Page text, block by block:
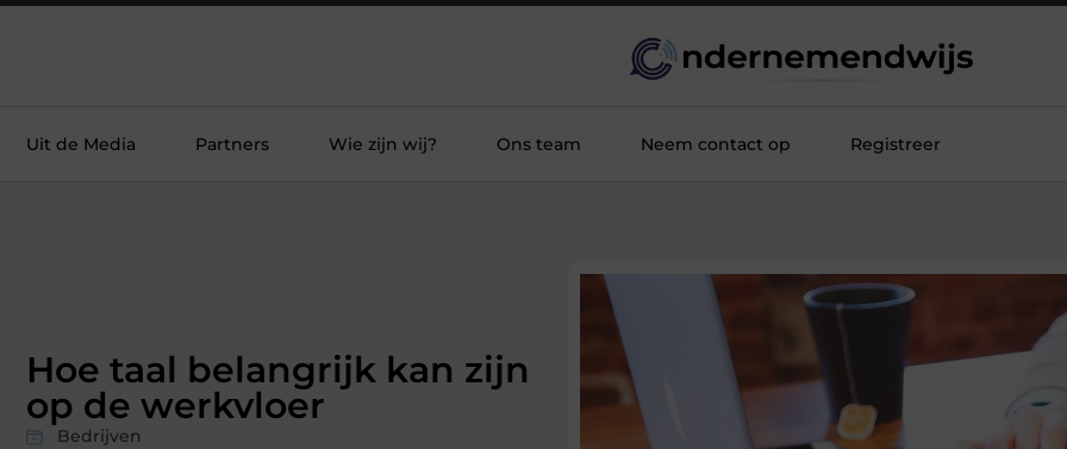
Uit de Media Partners Wie zijn wij? Ons team Neem contact op Registreer
Hoe taal belangrijk kan zijn
op de werkvloer
Bedrijven